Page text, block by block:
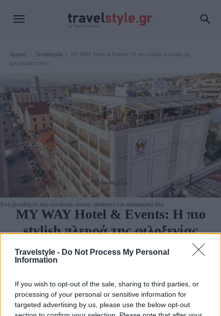
Travelstyle - Do Not Process My Personal
Information
If you wish to opt-out of the sale, sharing to third parties, or
processing of your personal or sensitive information for
targeted advertising by us, please use the below opt-out
Αρχική Ξενοδοχεία
MY WAY Hotel & Events: Η πιο stylish πλευρά της
φιλοξενίας στην...
Ένα ξενοδοχείο που συνδυάζει άνεση, αισθητική και πανοραμική θέα
Ξενοδοχεία
MY WAY Hotel & Events: Η πιο
stylish πλευρά της φιλοξενίας
στην Πάτρα
15 Μαΐου 2026, 10:52